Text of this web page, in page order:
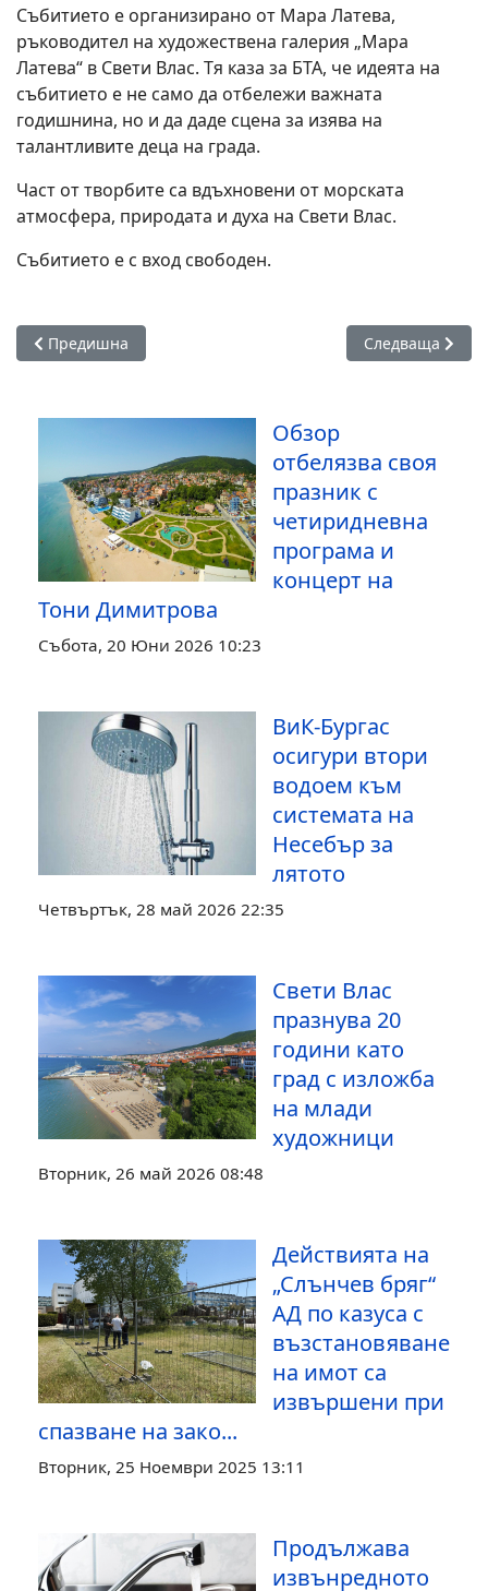
Събитието е организирано от Мара Латева,
ръководител на художествена галерия „Мара
Латева“ в Свети Влас. Тя каза за БТА, че идеята на
събитието е не само да отбележи важната
годишнина, но и да даде сцена за изява на
талантливите деца на града.
Част от творбите са вдъхновени от морската
атмосфера, природата и духа на Свети Влас.
Събитието е с вход свободен.
Предишна статия: ВиК-Бургас осигури втори водоем към
Предишна Следваща
Следваща
Обзор
отбелязва своя
празник с
четиридневна
програма и
концерт на
Тони Димитрова
Събота, 20 Юни 2026 10:23
ВиК-Бургас
осигури втори
водоем към
системата на
Несебър за
лятото
Четвъртък, 28 май 2026 22:35
Свети Влас
празнува 20
години като
град с изложба
на млади
художници
Вторник, 26 май 2026 08:48
Действията на
„Слънчев бряг“
АД по казуса с
възстановяване
на имот са
извършени при
спазване на зако...
Вторник, 25 Ноември 2025 13:11
Продължава
извънредното